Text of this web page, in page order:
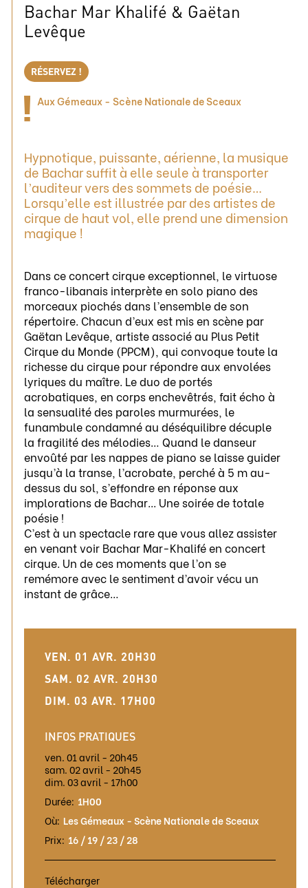
Bachar Mar Khalifé & Gaëtan
Levêque
RÉSERVEZ !
Aux Gémeaux - Scène Nationale de Sceaux
Hypnotique, puissante, aérienne, la musique
de Bachar suffit à elle seule à transporter
l’auditeur vers des sommets de poésie…
Lorsqu’elle est illustrée par des artistes de
cirque de haut vol, elle prend une dimension
magique !
Dans ce concert cirque exceptionnel, le virtuose
franco-libanais interprète en solo piano des
morceaux piochés dans l’ensemble de son
répertoire. Chacun d’eux est mis en scène par
Gaëtan Levêque, artiste associé au Plus Petit
Cirque du Monde (PPCM), qui convoque toute la
richesse du cirque pour répondre aux envolées
lyriques du maître. Le duo de portés
acrobatiques, en corps enchevêtrés, fait écho à
la sensualité des paroles murmurées, le
funambule condamné au déséquilibre décuple
la fragilité des mélodies… Quand le danseur
envoûté par les nappes de piano se laisse guider
jusqu’à la transe, l’acrobate, perché à 5 m au-
dessus du sol, s’effondre en réponse aux
implorations de Bachar... Une soirée de totale
poésie !
C’est à un spectacle rare que vous allez assister
en venant voir Bachar Mar-Khalifé en concert
cirque. Un de ces moments que l’on se
remémore avec le sentiment d’avoir vécu un
instant de grâce…
VEN. 01 AVR. 20H30
SAM. 02 AVR. 20H30
DIM. 03 AVR. 17H00
INFOS PRATIQUES
ven. 01 avril - 20h45
sam. 02 avril - 20h45
dim. 03 avril - 17h00
Durée: 1H00
Où: Les Gémeaux - Scène Nationale de Sceaux
Prix: 16 / 19 / 23 / 28
Télécharger